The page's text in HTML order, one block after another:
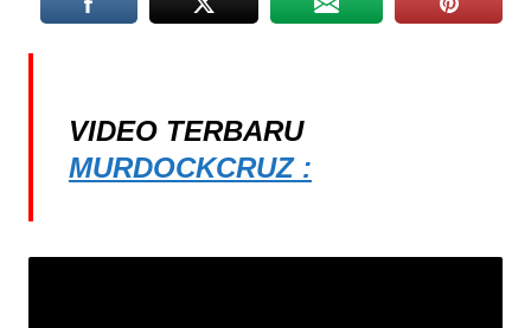
VIDEO TERBARU
MURDOCKCRUZ :